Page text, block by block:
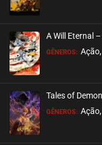
A Will Eternal
GÊNEROS:
Tales of
GÊNEROS: